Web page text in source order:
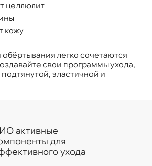
целлюлит
кожу
легко сочетаются
свои программы ухода,
эластичной и
активные
для
ухода